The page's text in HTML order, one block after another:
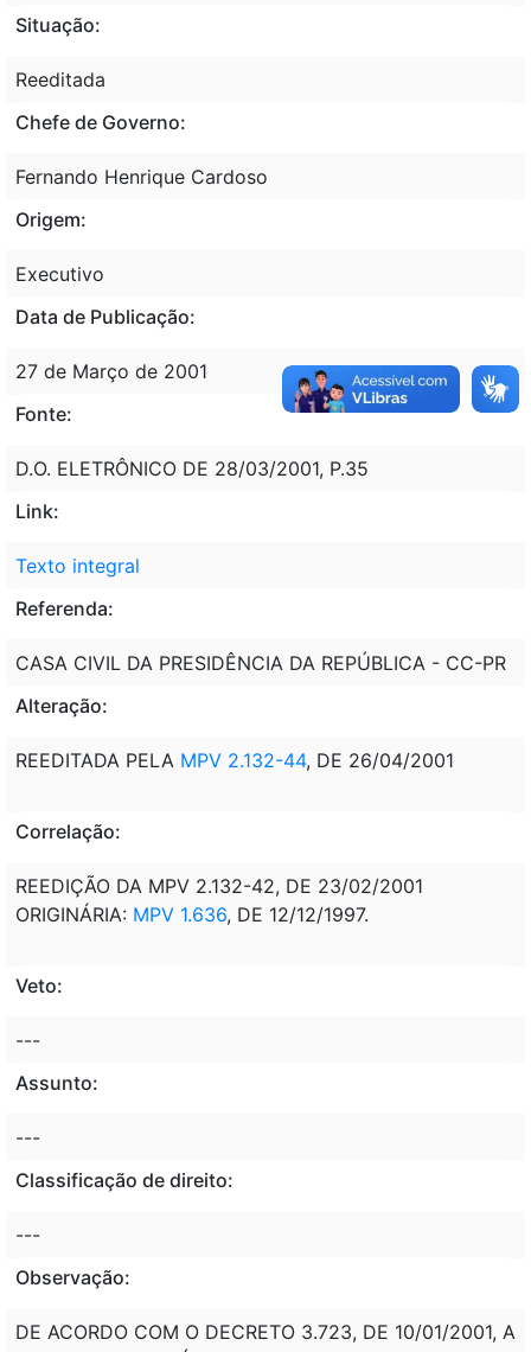
Situação:
Reeditada
Chefe de Governo:
Fernando Henrique Cardoso
Origem:
Executivo
Data de Publicação:
27 de Março de 2001
Fonte:
D.O. ELETRÔNICO DE 28/03/2001, P.35
Link:
Texto integral
Referenda:
CASA CIVIL DA PRESIDÊNCIA DA REPÚBLICA - CC-PR
Alteração:
REEDITADA PELA MPV 2.132-44, DE 26/04/2001
Correlação:
REEDIÇÃO DA MPV 2.132-42, DE 23/02/2001
ORIGINÁRIA: MPV 1.636, DE 12/12/1997.
Veto:
---
Assunto:
---
Classificação de direito:
---
Observação:
DE ACORDO COM O DECRETO 3.723, DE 10/01/2001, A